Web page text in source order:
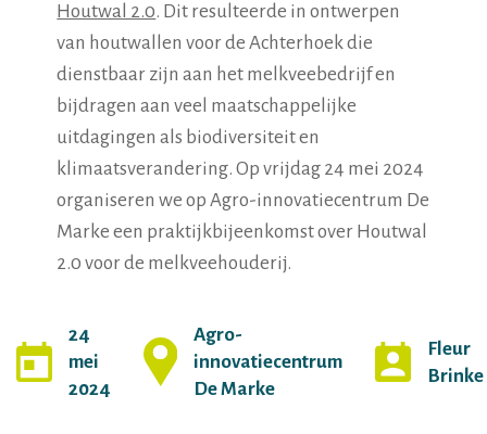
Houtwal 2.0. Dit resulteerde in ontwerpen
van houtwallen voor de Achterhoek die
dienstbaar zijn aan het melkveebedrijf en
bijdragen aan veel maatschappelijke
uitdagingen als biodiversiteit en
klimaatsverandering. Op vrijdag 24 mei 2024
organiseren we op Agro-innovatiecentrum De
Marke een praktijkbijeenkomst over Houtwal
2.0 voor de melkveehouderij.
24
mei
2024
Agro-
innovatiecentrum
De Marke
Fleur
Brinke